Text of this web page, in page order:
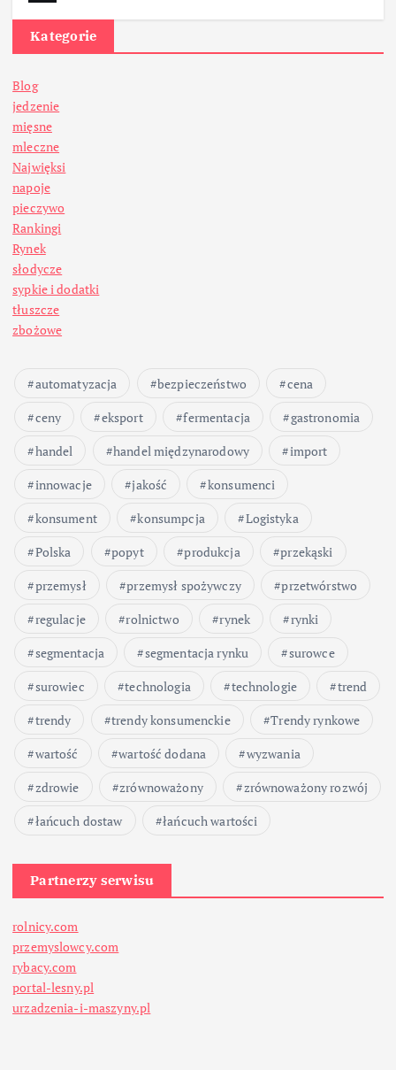
Kategorie
Blog
jedzenie
mięsne
mleczne
Najwięksi
napoje
pieczywo
Rankingi
Rynek
słodycze
sypkie i dodatki
tłuszcze
zbożowe
automatyzacja bezpieczeństwo
cena
ceny
eksport fermentacja
gastronomia
handel
handel międzynarodowy
import
innowacje
jakość
konsumenci
konsument
konsumpcja
Logistyka
Polska
popyt produkcja
przekąski
przemysł
przemysł spożywczy
przetwórstwo
regulacje
rolnictwo rynek
rynki
segmentacja
segmentacja rynku
surowce
surowiec
technologia technologie
trend
trendy
trendy konsumenckie
Trendy rynkowe
wartość
wartość dodana
wyzwania
zdrowie
zrównoważony
zrównoważony rozwój
łańcuch dostaw
łańcuch wartości
Partnerzy serwisu
rolnicy.com
przemyslowcy.com
rybacy.com
portal-lesny.pl
urzadzenia-i-maszyny.pl